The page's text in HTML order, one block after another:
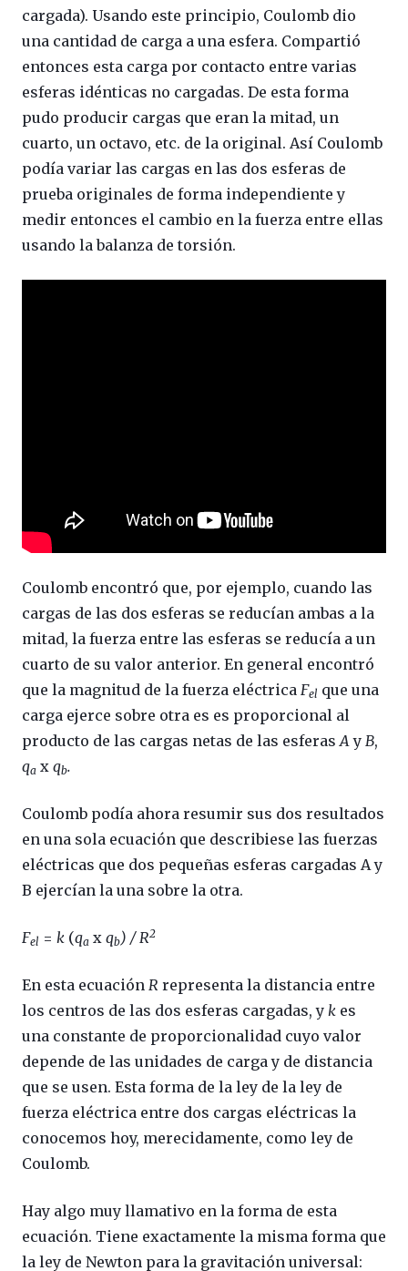
cargada). Usando este principio, Coulomb dio
una cantidad de carga a una esfera. Compartió
entonces esta carga por contacto entre varias
esferas idénticas no cargadas. De esta forma
pudo producir cargas que eran la mitad, un
cuarto, un octavo, etc. de la original. Así Coulomb
podía variar las cargas en las dos esferas de
prueba originales de forma independiente y
medir entonces el cambio en la fuerza entre ellas
usando la balanza de torsión.
Coulomb encontró que, por ejemplo, cuando las
cargas de las dos esferas se reducían ambas a la
mitad, la fuerza entre las esferas se reducía a un
cuarto de su valor anterior. En general encontró
que la magnitud de la fuerza eléctrica Fel que una
carga ejerce sobre otra es es proporcional al
producto de las cargas netas de las esferasAy B,
qa x qb.
Coulomb podía ahora resumir sus dos resultados
en una sola ecuación que describiese las fuerzas
eléctricas que dos pequeñas esferas cargadas A y
B ejercían la una sobre la otra.
Fel = k (qa x qb) / R2
En esta ecuación R representa la distancia entre
los centros de las dos esferas cargadas, y k es
una constante de proporcionalidad cuyo valor
depende de las unidades de carga y de distancia
que se usen. Esta forma de la ley de la ley de
fuerza eléctrica entre dos cargas eléctricas la
conocemos hoy, merecidamente, como ley de
Coulomb.
Hay algo muy llamativo en la forma de esta
ecuación. Tiene exactamente la misma forma que
la ley de Newton para la gravitación universal: